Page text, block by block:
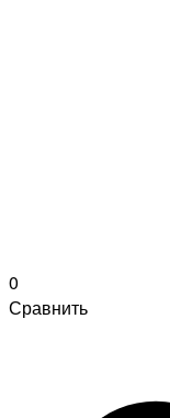
0
Сравнить